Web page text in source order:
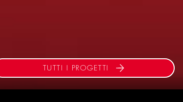
TUTTI I PROGETTI